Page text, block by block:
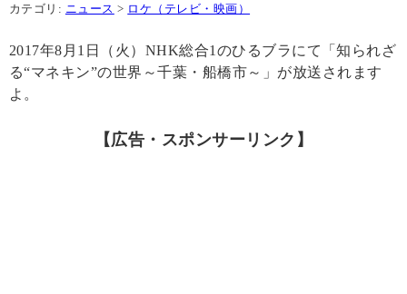
カテゴリ: ニュース > ロケ（テレビ・映画）
2017年8月1日（火）NHK総合1のひるブラにて「知られざ
る“マネキン”の世界～千葉・船橋市～」が放送されます
よ。
【広告・スポンサーリンク】